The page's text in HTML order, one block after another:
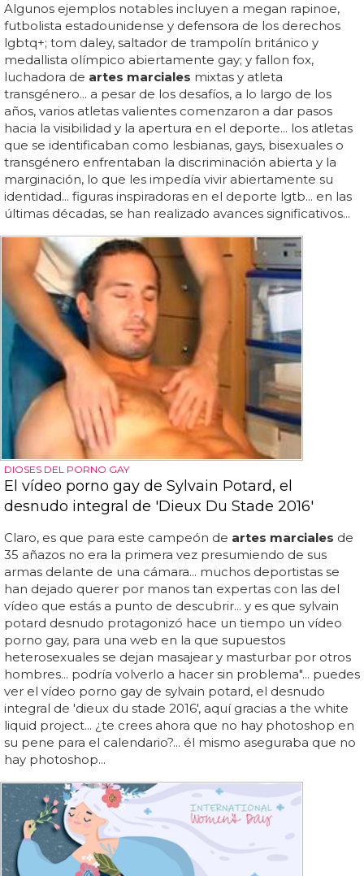
Algunos ejemplos notables incluyen a megan rapinoe,
futbolista estadounidense y defensora de los derechos
lgbtq+; tom daley, saltador de trampolín británico y
medallista olímpico abiertamente gay; y fallon fox,
luchadora de artes marciales mixtas y atleta
transgénero... a pesar de los desafíos, a lo largo de los
años, varios atletas valientes comenzaron a dar pasos
hacia la visibilidad y la apertura en el deporte... los atletas
que se identificaban como lesbianas, gays, bisexuales o
transgénero enfrentaban la discriminación abierta y la
marginación, lo que les impedía vivir abiertamente su
identidad... figuras inspiradoras en el deporte lgtb... en las
últimas décadas, se han realizado avances significativos...
DIOSES DEL PORNO GAY
El vídeo porno gay de Sylvain Potard, el
desnudo integral de 'Dieux Du Stade 2016'
Claro, es que para este campeón de artes marciales de
35 añazos no era la primera vez presumiendo de sus
armas delante de una cámara... muchos deportistas se
han dejado querer por manos tan expertas con las del
vídeo que estás a punto de descubrir... y es que sylvain
potard desnudo protagonizó hace un tiempo un vídeo
porno gay, para una web en la que supuestos
heterosexuales se dejan masajear y masturbar por otros
hombres... podría volverlo a hacer sin problema"... puedes
ver el vídeo porno gay de sylvain potard, el desnudo
integral de 'dieux du stade 2016', aquí gracias a the white
liquid project... ¿te crees ahora que no hay photoshop en
su pene para el calendario?... él mismo aseguraba que no
hay photoshop...